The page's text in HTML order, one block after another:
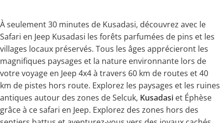
À seulement 30 minutes de Kusadasi, découvrez avec le
Safari en Jeep Kusadasi les forêts parfumées de pins et les
villages locaux préservés. Tous les âges apprécieront les
magnifiques paysages et la nature environnante lors de
votre voyage en Jeep 4x4 à travers 60 km de routes et 40
km de pistes hors route. Explorez les paysages et les ruines
antiques autour des zones de Selcuk, Kusadasi et Éphèse
grâce à ce safari en Jeep. Explorez des zones hors des